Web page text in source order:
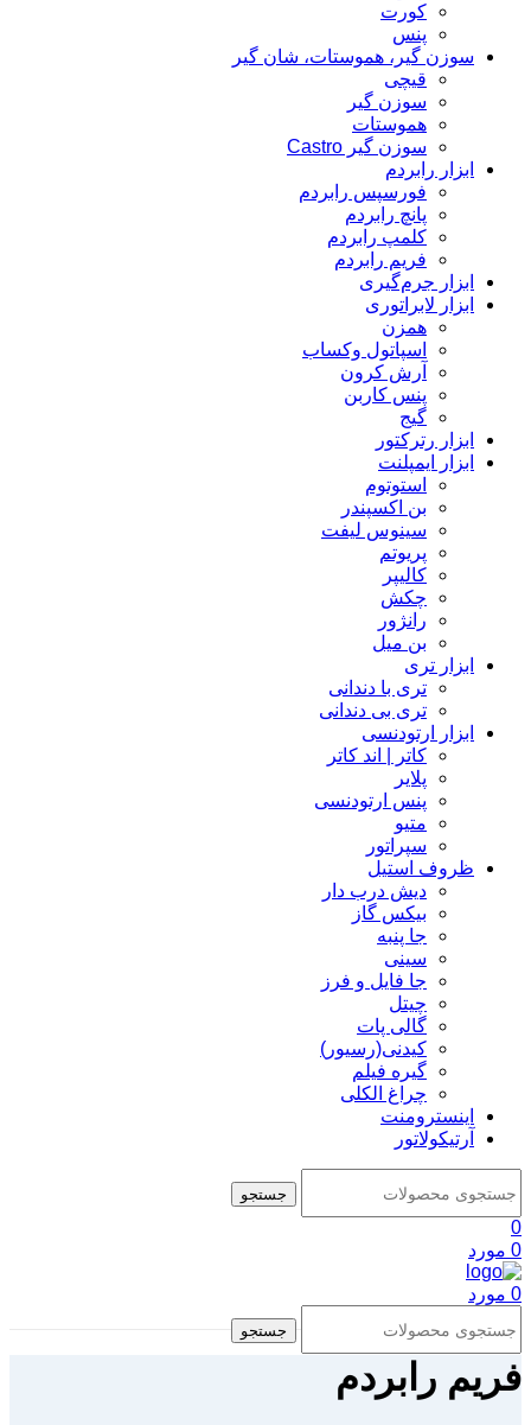
کورت
پنس
سوزن گیر، هموستات، شان گیر
قیچی
سوزن گیر
هموستات
سوزن گیر Castro
ابزار رابردم
فورسپس رابردم
پانچ رابردم
کلمپ رابردم
فریم رابردم
ابزار جرم‌گیری
ابزار لابراتوری
همزن
اسپاتول وکساب
آرش کرون
پنس کاربن
گیج
ابزار رترکتور
ابزار ایمپلنت
استوتوم
بن اکسپندر
سینوس لیفت
پریوتم
کالیپر
چکش
رانژور
بن میل
ابزار تری
تری با دندانی
تری بی دندانی
ابزار ارتودنسی
کاتر | اند کاتر
پلایر
پنس ارتودنسی
متیو
سپراتور
ظروف استیل
دیش درب دار
بیکس گاز
جا پنبه
سینی
جا فایل و فرز
چیتل
گالی پات
کیدنی(رسیور)
گیره فیلم
چراغ الکلی
اینسترومنت
آرتیکولاتور
جستجو
0
0 مورد
0 مورد
جستجو
فریم رابردم